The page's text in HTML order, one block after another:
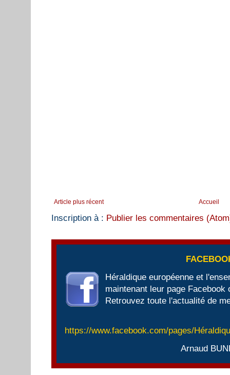
Article plus récent Accueil
Inscription à : Publier les commentaires
Héraldique européenne et
maintenant leur page Facebook
Retrouvez toute l'actualité de
https://www.facebook.com/pages/
Arnaud